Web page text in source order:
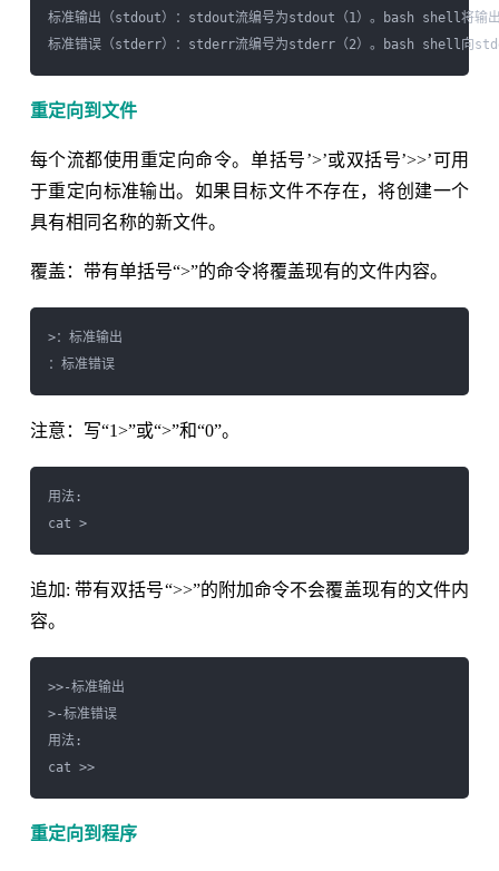
标准输出（stdout）：stdout流编号为stdout（1）。bash shell将输
重定向到文件
每个流都使用重定向命令。单括号’>’或双括号’>>’可用
于重定向标准输出。如果目标文件不存在，将创建一个
具有相同名称的新文件。
覆盖：带有单括号“>”的命令将覆盖现有的文件内容。
>：标准输出
：标准错误
注意：写“1>”或“>”和“0”。
用法:
cat >
追加: 带有双括号“>>”的附加命令不会覆盖现有的文件内
容。
>>-标准输出
>-标准错误
用法:
cat >>
重定向到程序